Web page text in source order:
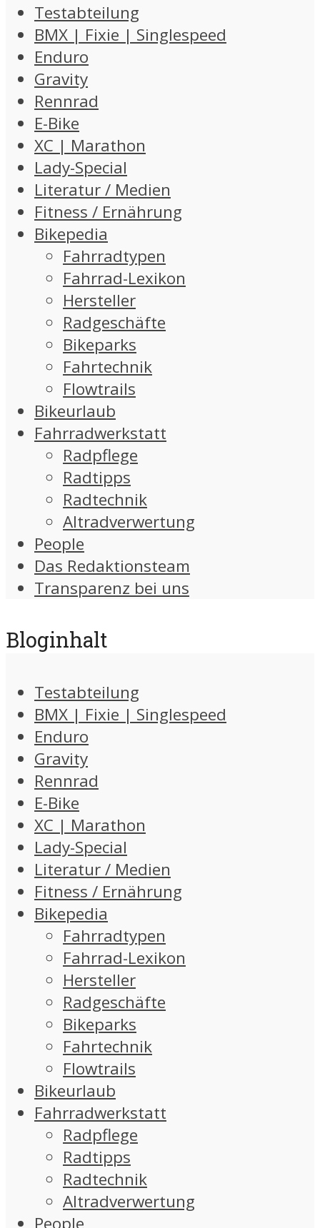
Testabteilung
BMX | Fixie | Singlespeed
Enduro
Gravity
Rennrad
E-Bike
XC | Marathon
Lady-Special
Literatur / Medien
Fitness / Ernährung
Bikepedia
Fahrradtypen
Fahrrad-Lexikon
Hersteller
Radgeschäfte
Bikeparks
Fahrtechnik
Flowtrails
Bikeurlaub
Fahrradwerkstatt
Radpflege
Radtipps
Radtechnik
Altradverwertung
People
Das Redaktionsteam
Transparenz bei uns
Bloginhalt
Testabteilung
BMX | Fixie | Singlespeed
Enduro
Gravity
Rennrad
E-Bike
XC | Marathon
Lady-Special
Literatur / Medien
Fitness / Ernährung
Bikepedia
Fahrradtypen
Fahrrad-Lexikon
Hersteller
Radgeschäfte
Bikeparks
Fahrtechnik
Flowtrails
Bikeurlaub
Fahrradwerkstatt
Radpflege
Radtipps
Radtechnik
Altradverwertung
People